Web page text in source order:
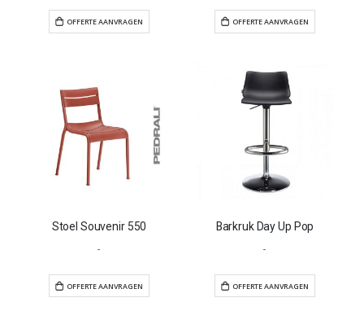
OFFERTE AANVRAGEN
Stoel Souvenir 550
-
Barkruk Day Up Pop
-